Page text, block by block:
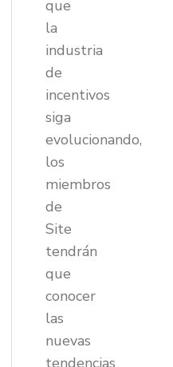
que
la
industria
de
incentivos
siga
evolucionando,
los
miembros
de
Site
tendrán
que
conocer
las
nuevas
tendencias